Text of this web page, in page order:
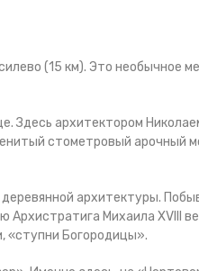
(15 км). Это необычное
Здесь архитектором
стометровый арочный
архитектуры.
Архистратига Михаила XVIII
«ступни Богородицы».